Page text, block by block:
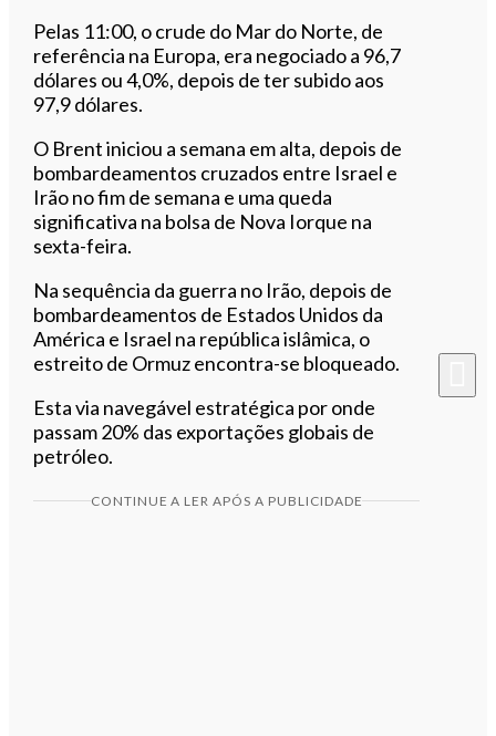
Pelas 11:00, o crude do Mar do Norte, de
referência na Europa, era negociado a 96,7
dólares ou 4,0%, depois de ter subido aos
97,9 dólares.
O Brent iniciou a semana em alta, depois de
bombardeamentos cruzados entre Israel e
Irão no fim de semana e uma queda
significativa na bolsa de Nova Iorque na
sexta-feira.
Na sequência da guerra no Irão, depois de
bombardeamentos de Estados Unidos da
América e Israel na república islâmica, o
estreito de Ormuz encontra-se bloqueado.
Esta via navegável estratégica por onde
passam 20% das exportações globais de
petróleo.
CONTINUE A LER APÓS A PUBLICIDADE